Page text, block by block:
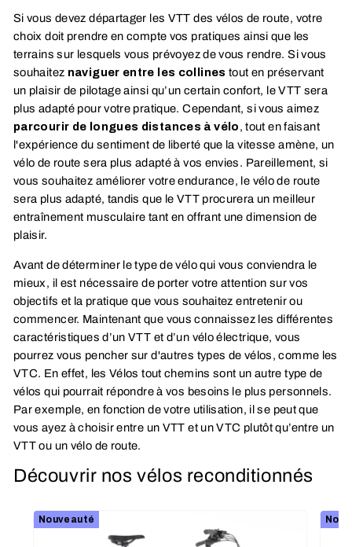
Si vous devez départager les VTT des vélos de route, votre
choix doit prendre en compte vos pratiques ainsi que les
terrains sur lesquels vous prévoyez de vous rendre. Si vous
souhaitez naviguer entre les collines tout en préservant
un plaisir de pilotage ainsi qu’un certain confort, le VTT sera
plus adapté pour votre pratique. Cependant, si vous aimez
parcourir de longues distances à vélo, tout en faisant
l'expérience du sentiment de liberté que la vitesse amène, un
vélo de route sera plus adapté à vos envies. Pareillement, si
vous souhaitez améliorer votre endurance, le vélo de route
sera plus adapté, tandis que le VTT procurera un meilleur
entraînement musculaire tant en offrant une dimension de
plaisir.
Avant de déterminer le type de vélo qui vous conviendra le
mieux, il est nécessaire de porter votre attention sur vos
objectifs et la pratique que vous souhaitez entretenir ou
commencer. Maintenant que vous connaissez les différentes
caractéristiques d’un VTT et d’un vélo électrique, vous
pourrez vous pencher sur d'autres types de vélos, comme les
VTC. En effet, les Vélos tout chemins sont un autre type de
vélos qui pourrait répondre à vos besoins le plus personnels.
Par exemple, en fonction de votre utilisation, il se peut que
vous ayez à choisir entre un VTT et un VTC plutôt qu’entre un
VTT ou un vélo de route.
Découvrir nos vélos reconditionnés
Nouveauté